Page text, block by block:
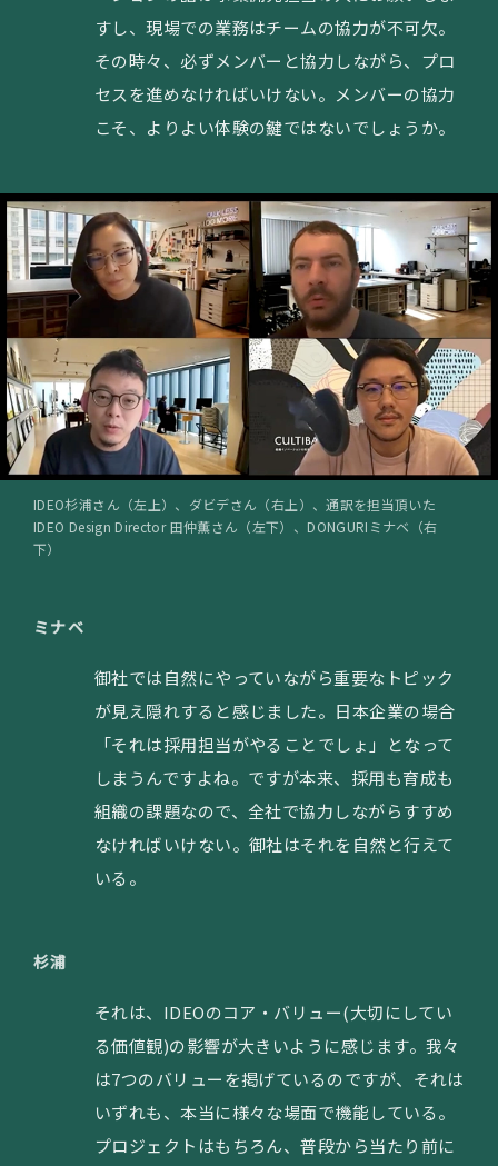
すし、現場での業務はチームの協力が不可欠。
その時々、必ずメンバーと協力しながら、プロ
セスを進めなければいけない。メンバーの協力
こそ、よりよい体験の鍵ではないでしょうか。
IDEO杉浦さん（左上）、ダビデさん（右上）、通訳を担当頂いた
IDEO Design Director 田仲薫さん（左下）、DONGURIミナベ（右
下）
ミナベ
御社では自然にやっていながら重要なトピック
が見え隠れすると感じました。日本企業の場合
「それは採用担当がやることでしょ」となって
しまうんですよね。ですが本来、採用も育成も
組織の課題なので、全社で協力しながらすすめ
なければいけない。御社はそれを自然と行えて
いる。
杉浦
それは、IDEOのコア・バリュー(大切にしてい
る価値観)の影響が大きいように感じます。我々
は7つのバリューを掲げているのですが、それは
いずれも、本当に様々な場面で機能している。
プロジェクトはもちろん、普段から当たり前に